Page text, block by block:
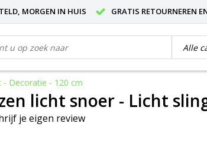
MORGEN IN HUIS GRATIS RETOURNEREN
- Decoratie - 120 cm
licht snoer - Licht
je eigen review